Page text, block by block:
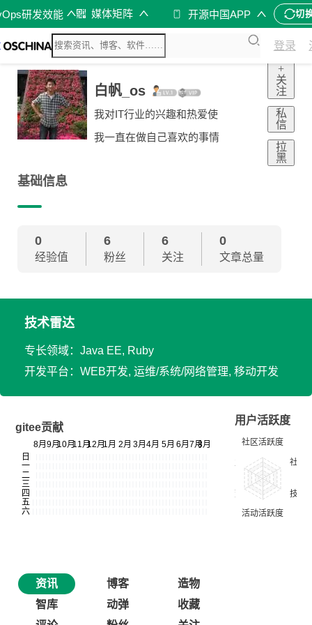
研发效能 媒体矩阵 开源中国APP 切
登录
白帆_os
我对IT行业的兴趣和热爱使
我一直在做自己喜欢的事情
+
关
注
私
信
拉
黑
基础信息
0
经验值
6
粉丝
6
关注
0
文章总量
技术雷达
专长领域：Java EE, Ruby
开发平台：WEB开发, 运维/系统/网络管理, 移动开发
gitee贡献
用户活跃度
资讯 博客
造物
智库
动弹
收藏